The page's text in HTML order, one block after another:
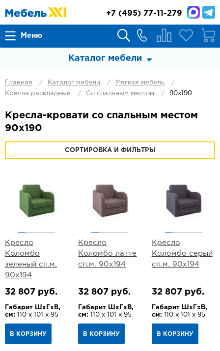
Меню
+7 (495) 77-11-279
Каталог мебели
Главная Каталог мебели
Мягкая мебель
Кресла раскладные
Со спальным местом 90х190
Кресла-кровати со спальным местом
90х190
СОРТИРОВКА И ФИЛЬТРЫ
Кресло
Коломбо
зеленый сп.м.
90х194
32 807 руб.
Габарит ШхГхВ,
см: 110 х 101 х 95
В КОРЗИНУ
Кресло
Коломбо латте
сп.м. 90х194
32 807 руб.
Габарит ШхГхВ,
см:
110 х 101 х 95
В КОРЗИНУ
Кресло
Коломбо серый
сп.м. 90х194
32 807 руб.
Габарит ШхГхВ,
см: 110 х 101 х 95
В КОРЗИНУ